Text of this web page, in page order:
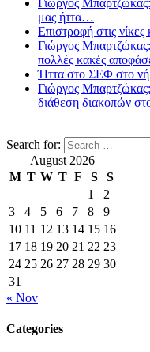
μας ήττα…
Επιστροφή στις
Γιώργος Μπαρτζώκας:
πολλές κακές
Ήττα στο ΣΕΦ στο
Γιώργος
διάθεση διακοπών
Search for:
August 2026
M T W T F S
S
1
2
3
4 5 6 7 8
9
10 11 12 13 14 15 16
17 18 19 20 21 22 23
24 25 26 27 28 29 30
31
« Nov
Categories